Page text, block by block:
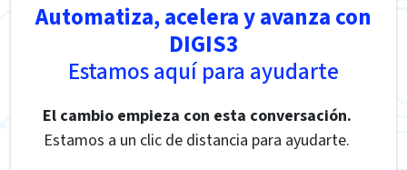
Automatiza, acelera y avanza con
DIGIS3
Estamos aquí para ayudarte
El cambio empieza con esta conversación.
Estamos a un clic de distancia para ayudarte.